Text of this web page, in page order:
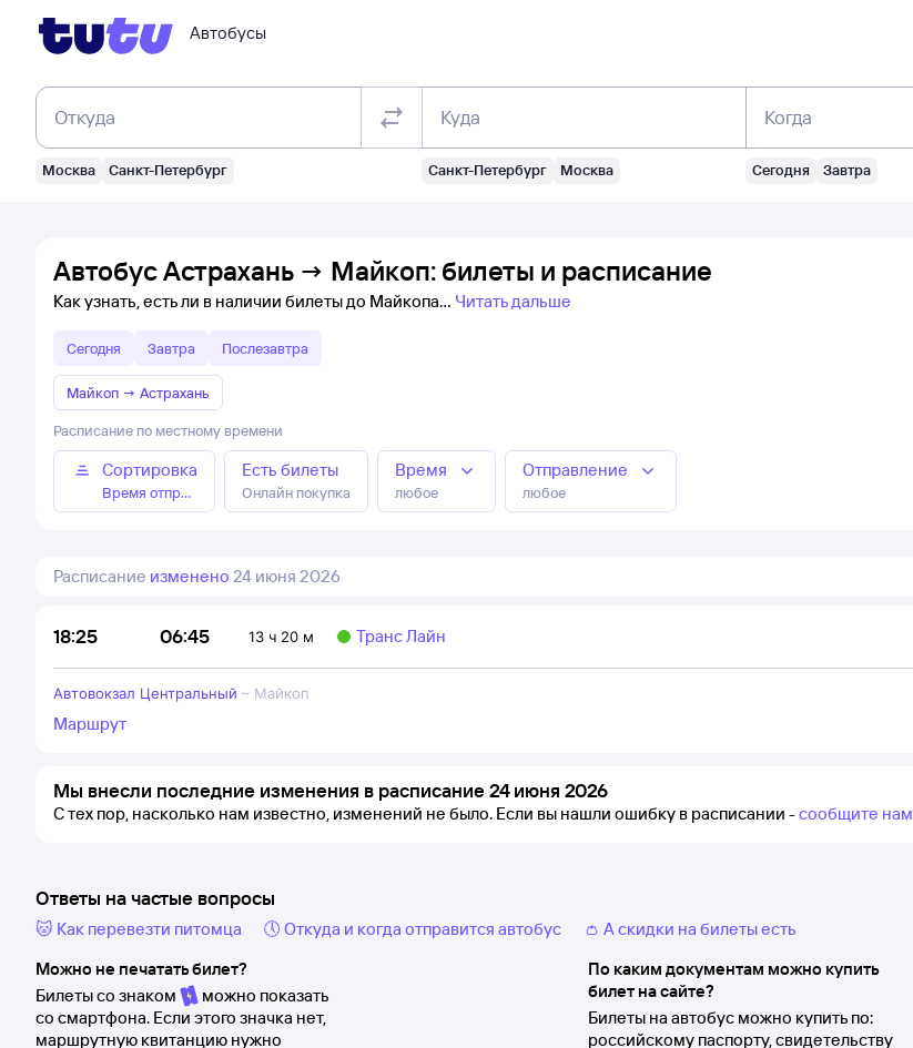
Автобусы
Откуда
Москва Санкт-Петербург
Куда
Санкт-Петербург Москва
Когда
Сегодня Завтра
Автобус Астрахань → Майкоп: билеты и расписание
Как узнать, есть ли в наличии билеты до Майкопа Читать дальше
Сегодня Завтра Послезавтра
Майкоп → Астрахань
Расписание по местному времени
Сортировка
Время отправления
Есть билеты
Онлайн покупка
Время
любое
Отправление
любое
Расписание изменено 24 июня 2026
18:25 06:45 13 ч 20 м Транс Лайн
Автовокзал Центральный – Майкоп
Маршрут
Мы внесли последние изменения в расписание 24 июня 2026
С тех пор, насколько нам известно, изменений не было. Если вы нашли ошибку в расписании -сообщите нам
Ответы на частые вопросы
🐱 Как перевезти питомца 🕔 Откуда и когда отправится автобус
👛 А скидки на билеты есть
Можно не печатать билет?
Билеты со знаком
можно показать
со смартфона. Если этого значка нет,
маршрутную квитанцию нужно
По каким документам можно купить
билет на сайте?
Билеты на автобус можно купить по:
российскому паспорту, свидетельству